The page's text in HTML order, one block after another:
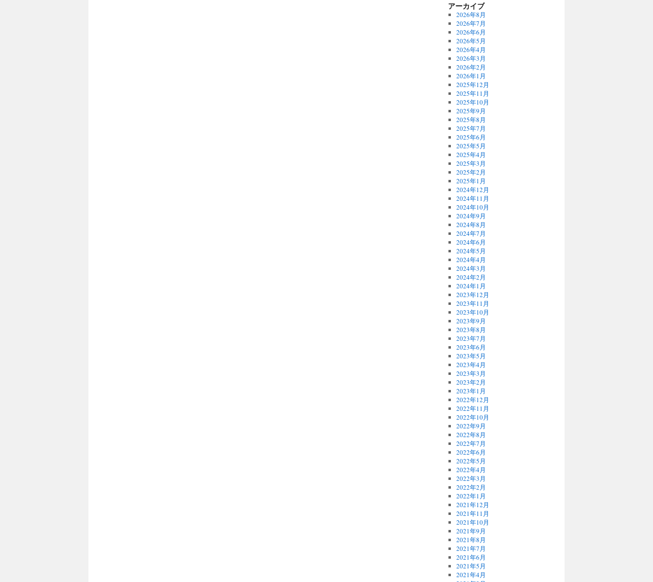
アーカイブ
2026年8月
2026年7月
2026年6月
2026年5月
2026年4月
2026年3月
2026年2月
2026年1月
2025年12月
2025年11月
2025年10月
2025年9月
2025年8月
2025年7月
2025年6月
2025年5月
2025年4月
2025年3月
2025年2月
2025年1月
2024年12月
2024年11月
2024年10月
2024年9月
2024年8月
2024年7月
2024年6月
2024年5月
2024年4月
2024年3月
2024年2月
2024年1月
2023年12月
2023年11月
2023年10月
2023年9月
2023年8月
2023年7月
2023年6月
2023年5月
2023年4月
2023年3月
2023年2月
2023年1月
2022年12月
2022年11月
2022年10月
2022年9月
2022年8月
2022年7月
2022年6月
2022年5月
2022年4月
2022年3月
2022年2月
2022年1月
2021年12月
2021年11月
2021年10月
2021年9月
2021年8月
2021年7月
2021年6月
2021年5月
2021年4月